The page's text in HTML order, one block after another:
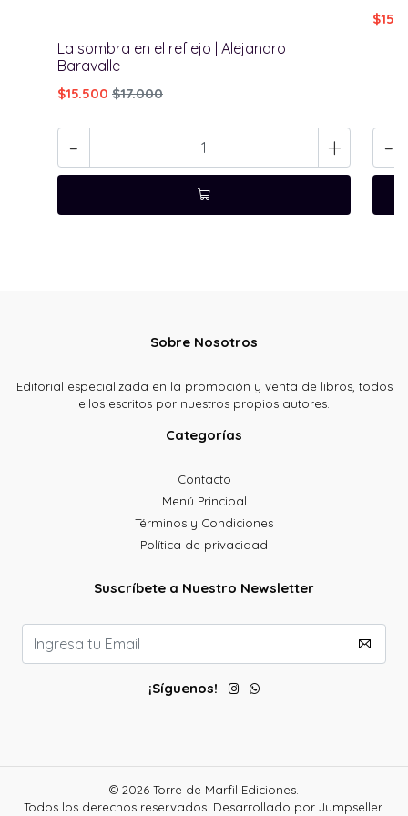
La sombra en el reflejo | Alejandro
Baravalle
$15.500 $17.000
- + -
Sobre Nosotros
Editorial especializada en la promoción y venta de libros, todos
ellos escritos por nuestros propios autores.
Categorías
Contacto
Menú Principal
Términos y Condiciones
Política de privacidad
Suscríbete a Nuestro Newsletter
¡Síguenos!
© 2026 Torre de Marfil Ediciones.
Todos los derechos reservados. Desarrollado por Jumpseller.